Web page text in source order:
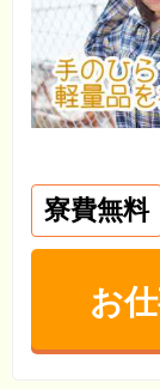
寮費無料
お